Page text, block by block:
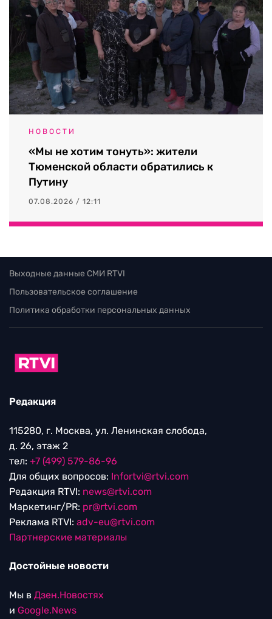
НОВОСТИ
«Мы не хотим тонуть»: жители
Тюменской области обратились к
Путину
07.08.2026 / 12:11
Выходные данные СМИ RTVI
Пользовательское соглашение
Политика обработки персональных данных
Редакция
115280, г. Москва, ул. Ленинская слобода,
д. 26, этаж 2
тел: +7 (499) 579-86-96
Для общих вопросов: Infortvi@rtvi.com
Редакция RTVI: news@rtvi.com
Маркетинг/PR: pr@rtvi.com
Реклама RTVI: adv-eu@rtvi.com
Партнерские материалы
Достойные новости
Мы в Дзен.Новостях
и Google.News